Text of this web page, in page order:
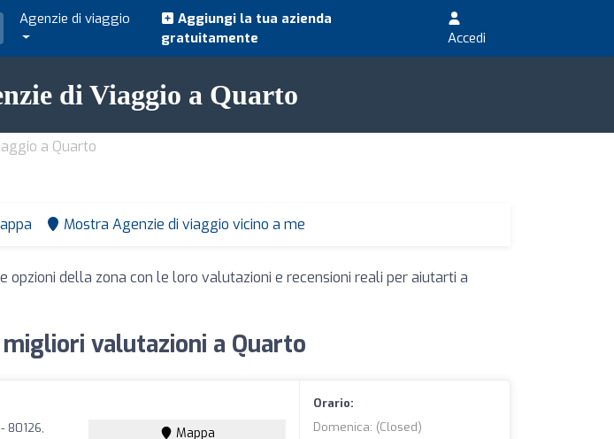
Agenzie di viaggio
Aggiungi la tua azienda
gratuitamente
Accedi
di Viaggio a Quarto
a Quarto
Mostra Agenzie di viaggio vicino a me
opzioni della zona con le loro valutazioni e recensioni reali per aiutarti a
valutazioni a Quarto
80126,
Mappa
Orario:
Domenica: (closed)